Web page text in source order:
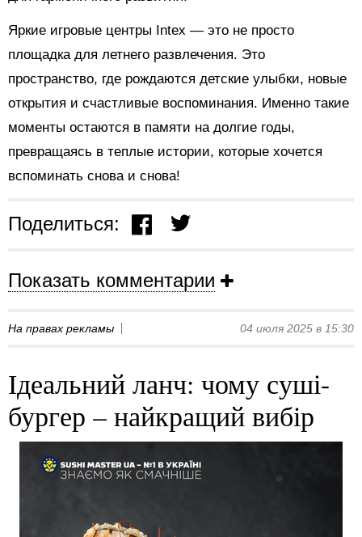
Яркие игровые центры Intex — это не просто
площадка для летнего развлечения. Это
пространство, где рождаются детские улыбки, новые
открытия и счастливые воспоминания. Именно такие
моменты остаются в памяти на долгие годы,
превращаясь в теплые истории, которые хочется
вспоминать снова и снова!
Поделиться:
Показать комментарии
На правах рекламы 04 июля 2025 в 15:30
Ідеальний ланч: чому суші-
бургер – найкращий вибір